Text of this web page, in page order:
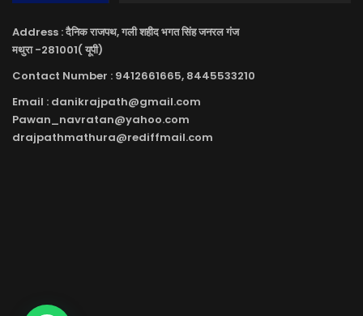
Address : दैनिक राजपथ, गली शहीद भगत सिंह जनरल गंज
मथुरा -281001( यूपी)
Contact Number : 9412661665, 8445533210
Email : danikrajpath@gmail.com
Pawan_navratan@yahoo.com
drajpathmathura@rediffmail.com